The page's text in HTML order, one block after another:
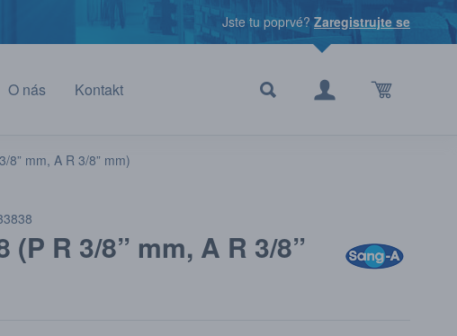
Jste tu poprvé? Zaregistrujte se
O nás Kontakt
8” mm, A R 3/8” mm)
(P R 3/8” mm, A R 3/8”